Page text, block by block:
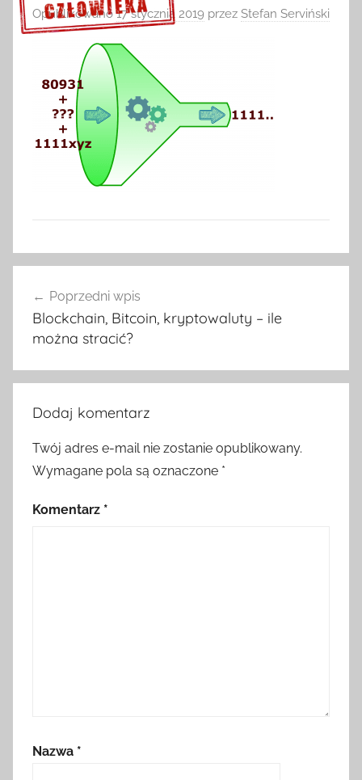
Sprawdź szczegóły >>>
Opublikowano17 stycznia 2019 przez Stefan Serviński
wpisu
Poprzedni wpis
Blockchain, Bitcoin, kryptowaluty – ile
można stracić?
Dodaj komentarz
Twój adres e-mail nie zostanie opublikowany.
Wymagane pola są oznaczone *
Komentarz *
Nazwa *